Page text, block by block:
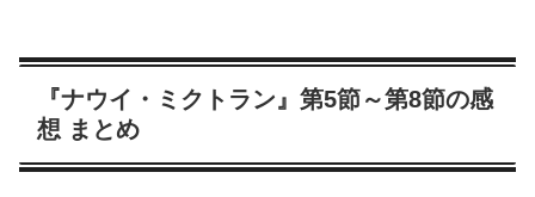
『ナウイ・ミクトラン』第5節～第8節の感
想 まとめ